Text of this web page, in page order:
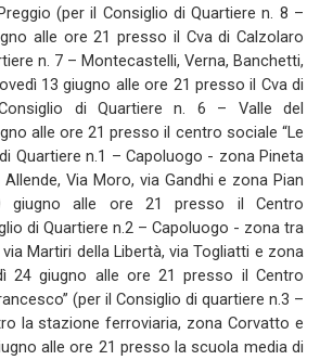
(per il Consiglio di Quartiere n. 8 –
alle ore 21 presso il Cva di Calzolaro
n. 7 – Montecastelli, Verna, Banchetti,
13 giugno alle ore 21 presso il Cva di
di Quartiere n. 6 – Valle del
alle ore 21 presso il centro sociale “Le
Quartiere n.1 – Capoluogo - zona Pineta
Allende, Via Moro, via Gandhi e zona Pian
giugno alle ore 21 presso il Centro
di Quartiere n.2 – Capoluogo - zona tra
Martiri della Libertà, via Togliatti e zona
24 giugno alle ore 21 presso il Centro
(per il Consiglio di quartiere n.3 –
la stazione ferroviaria, zona Corvatto e
alle ore 21 presso la scuola media di